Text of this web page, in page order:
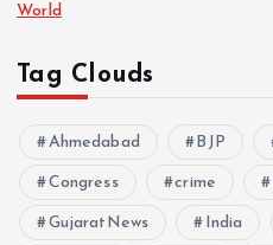
World
Tag Clouds
Ahmedabad BJP
Congress crime
GujaratNews India